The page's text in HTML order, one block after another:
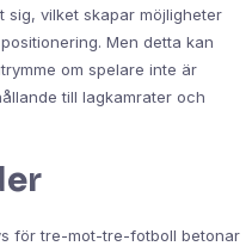
sig, vilket skapar möjligheter
Men detta kan
om spelare inte är
till lagkamrater och
för tre-mot-tre-fotboll betonar